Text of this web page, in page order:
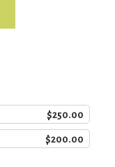
$250.00
$200.00